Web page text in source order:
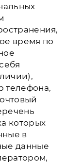
время по
телефона,
которых
в
данные